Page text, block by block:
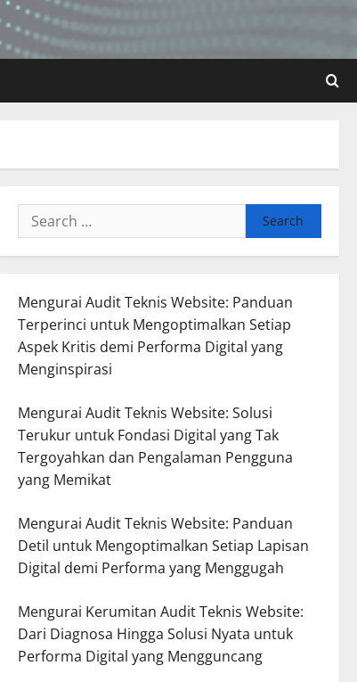
Search
for:
Mengurai Audit Teknis Website: Panduan
Terperinci untuk Mengoptimalkan Setiap
Aspek Kritis demi Performa Digital yang
Menginspirasi
Mengurai Audit Teknis Website: Solusi
Terukur untuk Fondasi Digital yang Tak
Tergoyahkan dan Pengalaman Pengguna
yang Memikat
Mengurai Audit Teknis Website: Panduan
Detil untuk Mengoptimalkan Setiap Lapisan
Digital demi Performa yang Menggugah
Mengurai Kerumitan Audit Teknis Website:
Dari Diagnosa Hingga Solusi Nyata untuk
Performa Digital yang Mengguncang